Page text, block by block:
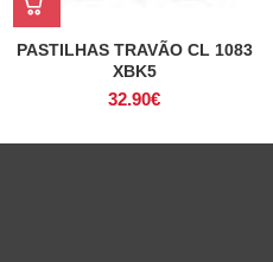
PASTILHAS TRAVÃO CL 1083
XBK5
32.90€